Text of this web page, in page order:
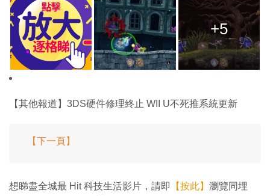
+5
【其他報道】3DS硬件修理終止 WII U不死推系統更新
【下一頁】
想睇盡全城最 Hit 科技生活影片，請即 【按此】 瀏覽同埋